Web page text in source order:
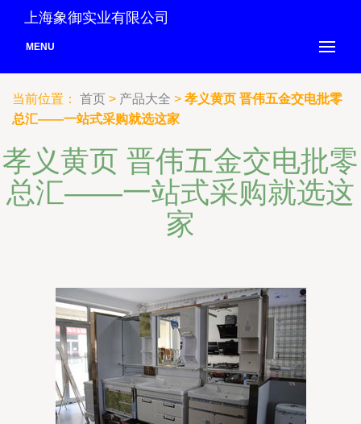
上海象御实业有限公司
MENU
当前位置： 首页 > 产品大全 > 孝义黄页 晋伟五金交电批零
总汇——一站式采购就选这家
孝义黄页 晋伟五金交电批零
总汇——一站式采购就选这
家